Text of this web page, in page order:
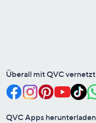
Überall mit QVC vernetzt
QVC Apps herunterladen